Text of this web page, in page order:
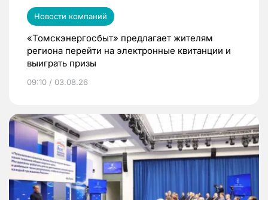
Новости компаний
«Томскэнергосбыт» предлагает жителям
региона перейти на электронные квитанции и
выиграть призы
09:10 / 03.08.26